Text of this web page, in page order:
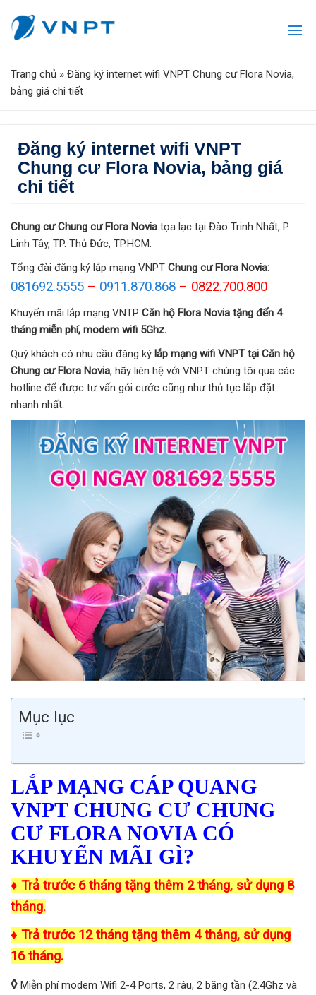
Trang chủ » Đăng ký internet wifi VNPT Chung cư Flora Novia,
bảng giá chi tiết
Đăng ký internet wifi VNPT
Chung cư Flora Novia, bảng giá
chi tiết
Chung cư Chung cư Flora Novia tọa lạc tại Đào Trinh Nhất, P.
Linh Tây, TP. Thủ Đức, TP.HCM.
Tổng đài đăng ký lắp mạng VNPT Chung cư Flora Novia:
081692.5555 – 0911.870.868 – 0822.700.800
Khuyến mãi lắp mạng VNTP Căn hộ Flora Novia tặng đến 4
tháng miễn phí, modem wifi 5Ghz.
Quý khách có nhu cầu đăng ký lắp mạng wifi VNPT tại Căn hộ
Chung cư Flora Novia, hãy liên hệ với VNPT chúng tôi qua các
hotline để được tư vấn gói cước cũng như thủ tục lắp đặt
nhanh nhất.
Mục lục
LẮP MẠNG CÁP QUANG
VNPT CHUNG CƯ CHUNG
CƯ FLORA NOVIA CÓ
KHUYẾN MÃI GÌ?
♦ Trả trước 6 tháng tặng thêm 2 tháng, sử dụng 8
tháng.
♦ Trả trước 12 tháng tặng thêm 4 tháng, sử dụng
16 tháng.
◊ Miễn phí modem Wifi 2-4 Ports, 2 râu, 2 băng tần (2.4Ghz và